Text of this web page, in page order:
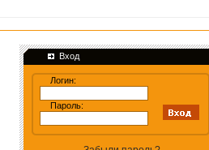
Вход
Логин:
Пароль: